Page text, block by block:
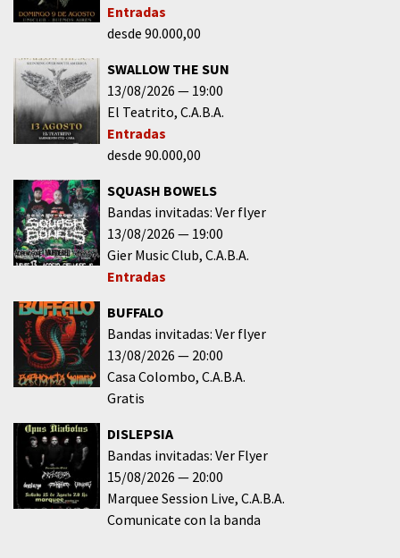
Entradas
desde 90.000,00
SWALLOW THE SUN
13/08/2026
19:00
El Teatrito C.A.B.A.
Entradas
desde 90.000,00
SQUASH BOWELS
Bandas invitadas: Ver flyer
13/08/2026
19:00
Gier Music Club C.A.B.A.
Entradas
BUFFALO
Bandas invitadas: Ver flyer
13/08/2026
20:00
Casa Colombo C.A.B.A.
Gratis
DISLEPSIA
Bandas invitadas: Ver Flyer
15/08/2026
20:00
Marquee Session Live C.A.B.A.
Comunicate con la banda